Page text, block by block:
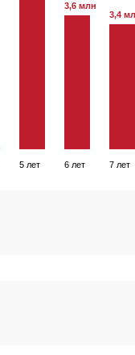
5 лет
3,6 млн
6 лет
3,4
7 лет